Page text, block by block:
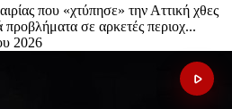
που «χτύπησε» την Αττική χθες
σε αρκετές περιοχ...
2026